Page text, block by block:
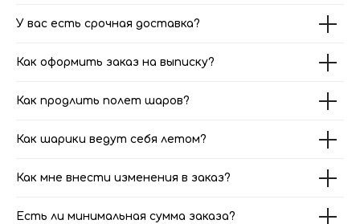
У вас есть срочная доставка?
Как оформить заказ на выписку?
Как продлить полет шаров?
Как шарики ведут себя летом?
Как мне внести изменения в заказ?
Есть ли минимальная сумма заказа?